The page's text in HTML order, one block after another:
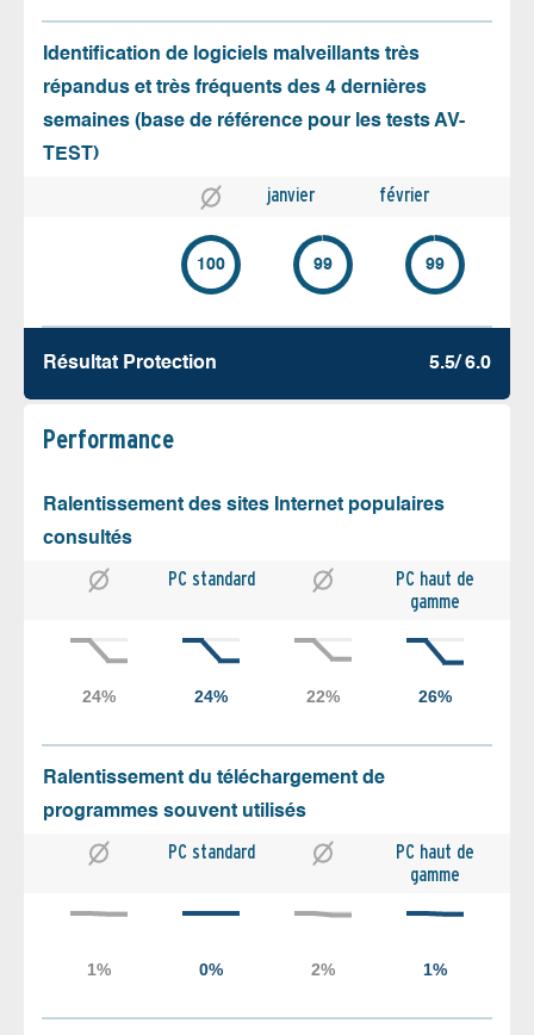
Identification de logiciels malveillants très
répandus et très fréquents des 4 dernières
semaines (base de référence pour les tests AV-
TEST)
janvier février
100 99 99
Résultat Protection 5.5/ 6.0
Performance
Ralentissement des sites Internet populaires
consultés
PC standard
PC haut de
gamme
Ralentissement du téléchargement de
programmes souvent utilisés
PC standard
PC haut de
gamme